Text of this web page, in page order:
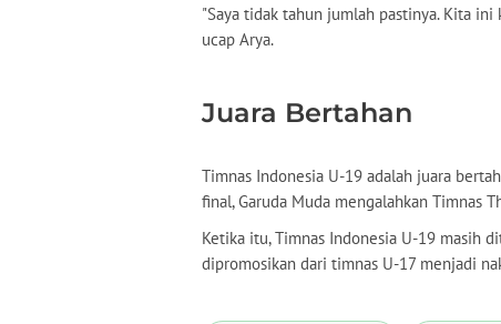
"Saya tidak tahun jumlah pastinya. Kita ini
ucap Arya.
Juara Bertahan
Timnas Indonesia U-19 adalah juara
final, Garuda Muda mengalahkan Timnas
Ketika itu, Timnas Indonesia U-19 masih
dipromosikan dari timnas U-17 menjadi